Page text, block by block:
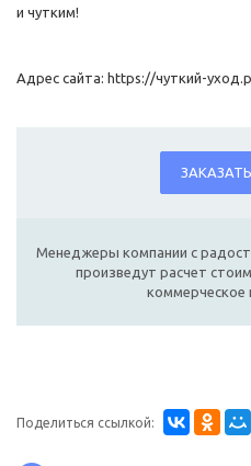
и чутким!
Адрес сайта: https://чуткий-
Менеджеры компании с
произведут расчет
коммерческое
Поделиться ссылкой: